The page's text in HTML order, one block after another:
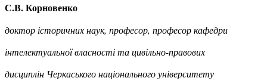
С.В. Корновенко
доктор історичних наук, професор, професор кафедри
інтелектуальної власності та цивільно-правових
дисциплін Черкаського національного університету